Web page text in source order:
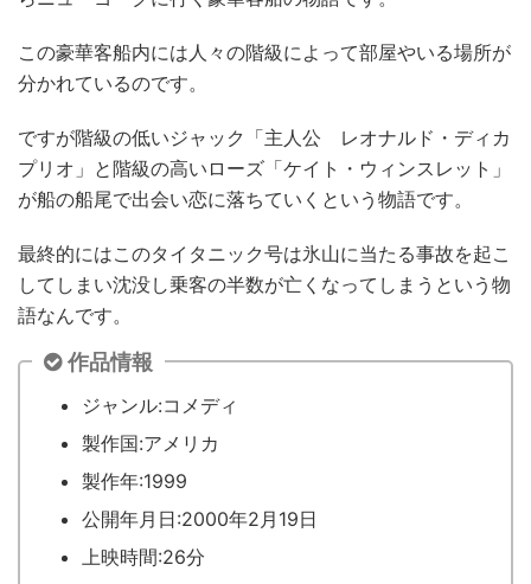
この豪華客船内には人々の階級によって部屋やいる場所が
分かれているのです。
ですが階級の低いジャック「主人公 レオナルド・ディカ
プリオ」と階級の高いローズ「ケイト・ウィンスレット」
が船の船尾で出会い恋に落ちていくという物語です。
最終的にはこのタイタニック号は氷山に当たる事故を起こ
してしまい沈没し乗客の半数が亡くなってしまうという物
語なんです。
作品情報
ジャンル:コメディ
製作国:アメリカ
製作年:1999
公開年月日:2000年2月19日
上映時間:26分